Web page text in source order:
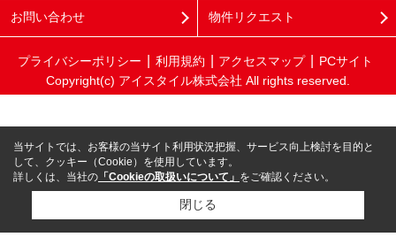
お問い合わせ 物件リクエスト
プライバシーポリシー 利用規約 アクセスマップ
PCサイト
Copyright(c) アイスタイル株式会社 All rights reserved.
当サイトでは、お客様の当サイト利用状況把握、サービス向上検討を目的と
して、クッキー（Cookie）を使用しています。
詳しくは、当社の 「Cookieの取扱いについて」 をご確認ください。
閉じる